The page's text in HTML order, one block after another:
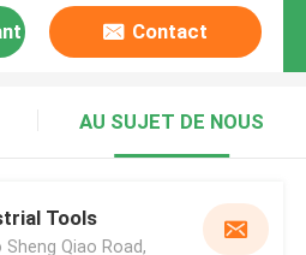
Contact
AU SUJET DE NOUS
Tools
Sheng Qiao Road,